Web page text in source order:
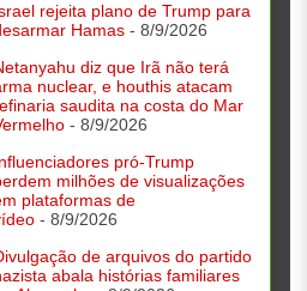
rejeita plano de Trump para
Hamas - 8/9/2026
diz que Irã não terá
nuclear, e houthis atacam
saudita na costa do Mar
- 8/9/2026
pró-Trump
milhões de visualizações
plataformas de
- 8/9/2026
de arquivos do partido
abala histórias familiares